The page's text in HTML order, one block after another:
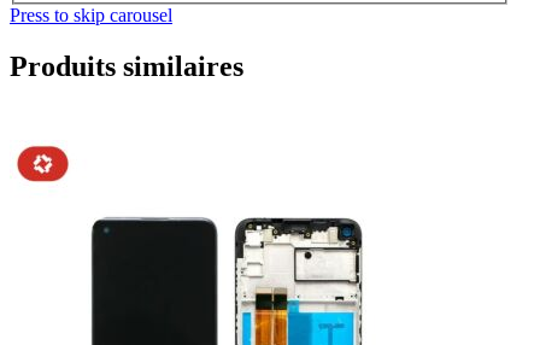
Press to skip carousel
Produits similaires